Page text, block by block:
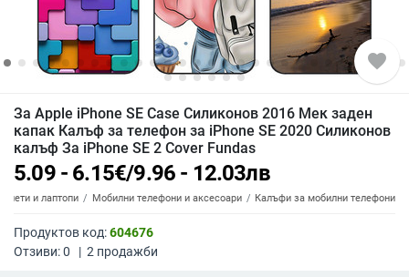
favorite
За Apple iPhone SE Case Силиконов 2016 Мек заден
капак Калъф за телефон за iPhone SE 2020 Силиконов
калъф За iPhone SE 2 Cover Fundas
5.09 - 6.15€/9.96 - 12.03лв
и лаптопи Мобилни телефони и аксесоари Калъфи за мобилни телефони
Продуктов код:604676
Отзиви:0 | 2 продажби